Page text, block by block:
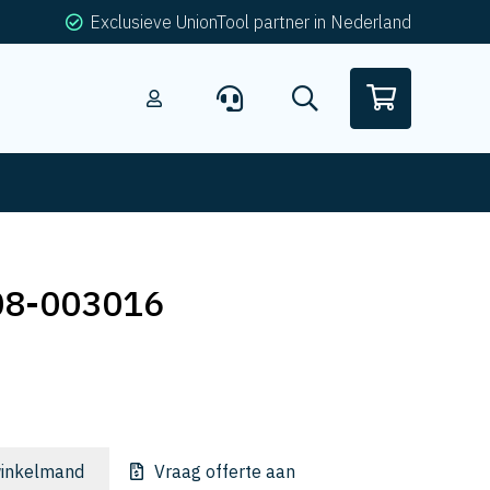
Exclusieve UnionTool partner in Nederland
003016
Vraag offerte aan